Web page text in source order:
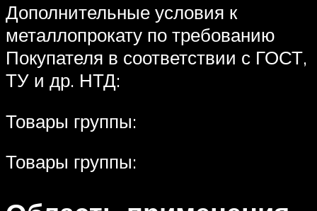
Дополнительные условия к
металлопрокату по требованию
Покупателя в соответствии с ГОСТ,
ТУ и др. НТД:
Товары группы:
Товары группы: